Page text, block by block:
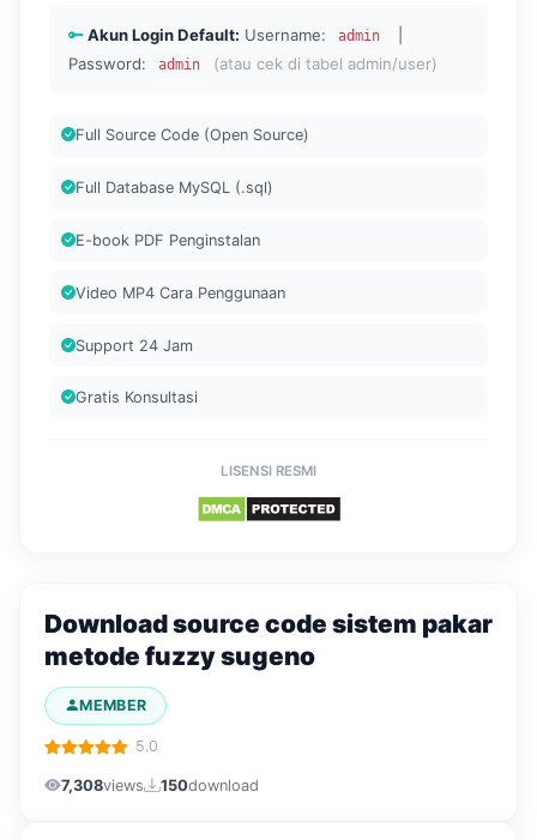
Akun Login Default: Username: admin
Password:
admin (atau cek di tabel admin/user)
Full Source Code (Open Source)
Full Database MySQL (.sql)
E-book PDF Penginstalan
Video MP4 Cara Penggunaan
Support 24 Jam
Gratis Konsultasi
LISENSI RESMI
Download source code sistem pakar
metode fuzzy sugeno
MEMBER
5.0
7,308views 150download